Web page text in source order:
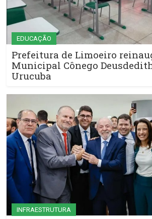
EDUCAÇÃO
Prefeitura de Limoeiro
Municipal Cônego
Urucuba
INFRAESTRUTURA